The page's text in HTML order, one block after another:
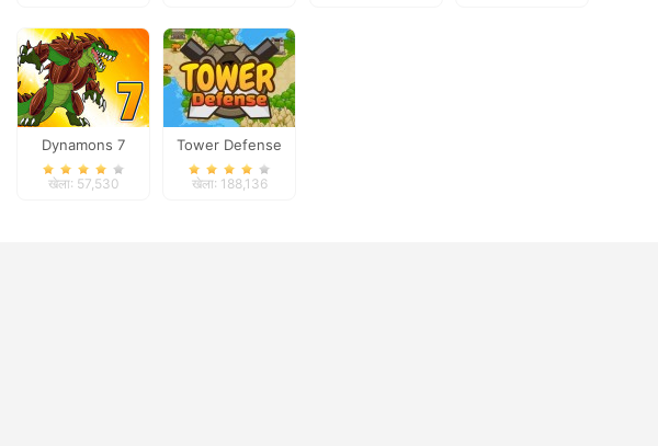
Dynamons 7
खेला: 57,530
Tower Defense
खेला: 188,136